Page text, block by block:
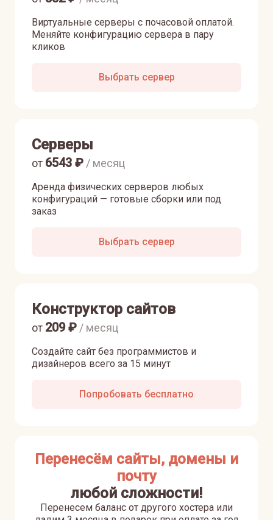
Виртуальные серверы с почасовой оплатой.
Меняйте конфигурацию сервера в пару
кликов
Выбрать сервер
Серверы
Аренда физических серверов любых
конфигураций — готовые сборки или под
заказ
от 6543 ₽ / месяц
Выбрать сервер
Конструктор сайтов
Создайте сайт без программистов и
дизайнеров всего за 15 минут
от 209₽ / месяц
Попробовать бесплатно
Перенесём сайты, домены и
почту
любой сложности!
Перенесем баланс от другого хостера или